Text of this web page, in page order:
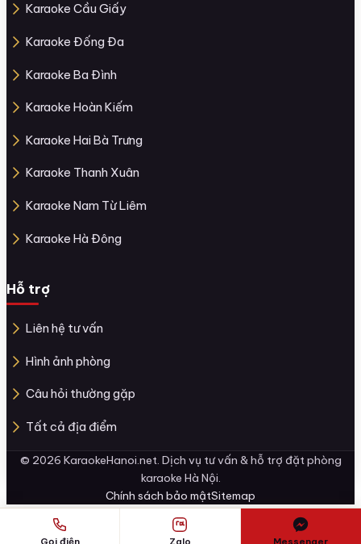
Karaoke Cầu Giấy
Karaoke Đống Đa
Karaoke Ba Đình
Karaoke Hoàn Kiếm
Karaoke Hai Bà Trưng
Karaoke Thanh Xuân
Karaoke Nam Từ Liêm
Karaoke Hà Đông
Hỗ trợ
Liên hệ tư vấn
Hình ảnh phòng
Câu hỏi thường gặp
Tất cả địa điểm
© 2026 KaraokeHanoi.net. Dịch vụ tư vấn & hỗ trợ đặt phòng
karaoke Hà Nội.
Chính sách bảo mậtSitemap
Gọi điện Zalo Messenger